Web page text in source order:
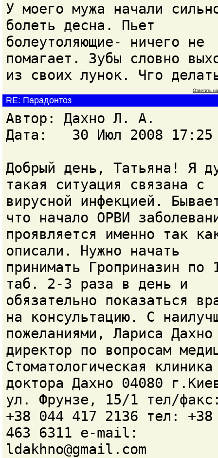
У моего мужа начали
болеть десна. Пьeт
болеутоляющие- ничего не
помагает. Зубы словно
из своих лунок. Чго
Ответить
RE: Парадонтоз
Автор: Дахно Л. А.
Дата: 30 Июл 2008 17:25
Добрый день, Татьяна! Я
такая ситуация связана с
вирусной инфекцией.
что начало ОРВИ
проявляется именно так
описали. Нужно начать
принимать Гроприназин по
таб. 2-3 раза в день и
обязательно показаться
на консультацию. С
пожеланиями, Лариса Дахно
директор по вопросам
Стоматологическая клиника
доктора Дахно 04080
ул. Фрунзе, 15/1 тел/
+38 044 417 2136 тел: +38
463 6311 e-mail:
ldakhno@gmail.com